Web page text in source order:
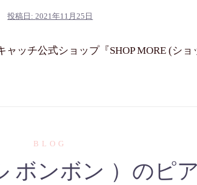
投稿日:2021年11月25日
ッチ公式ショップ『SHOP MORE (シ
BLOG
ボンボン ）のピ